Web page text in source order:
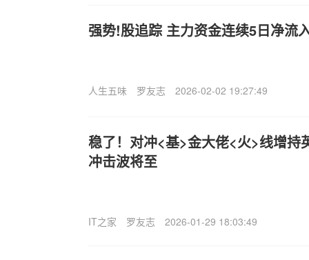
强势!股追踪 主力资金连续5日净流
人生五味 罗友志 2026-02-02 19:27:49
稳了！对冲<基>金大佬<火>线增持
冲击波将至
IT之家 罗友志 2026-01-29 18:03:49